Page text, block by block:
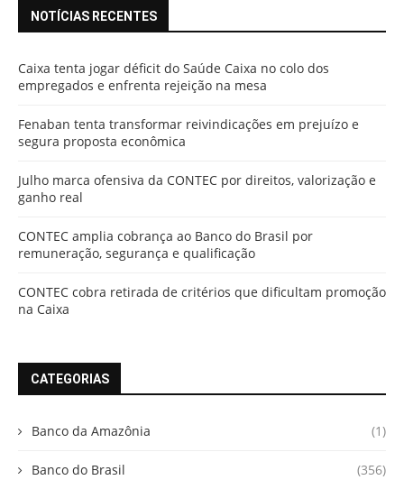
NOTÍCIAS RECENTES
Caixa tenta jogar déficit do Saúde Caixa no colo dos
empregados e enfrenta rejeição na mesa
Fenaban tenta transformar reivindicações em prejuízo e
segura proposta econômica
Julho marca ofensiva da CONTEC por direitos, valorização e
ganho real
CONTEC amplia cobrança ao Banco do Brasil por
remuneração, segurança e qualificação
CONTEC cobra retirada de critérios que dificultam promoção
na Caixa
CATEGORIAS
Banco da Amazônia (1)
Banco do Brasil (356)